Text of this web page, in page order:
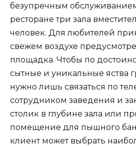
безупречным
ресторане три зала
человек. Для любителей
свежем воздухе
площадка. Чтобы по
сытные и уникальные яства
нужно лишь связаться по
сотрудником заведения и
столик в глубине зала или
помещение для пышного
клиент может выбрать